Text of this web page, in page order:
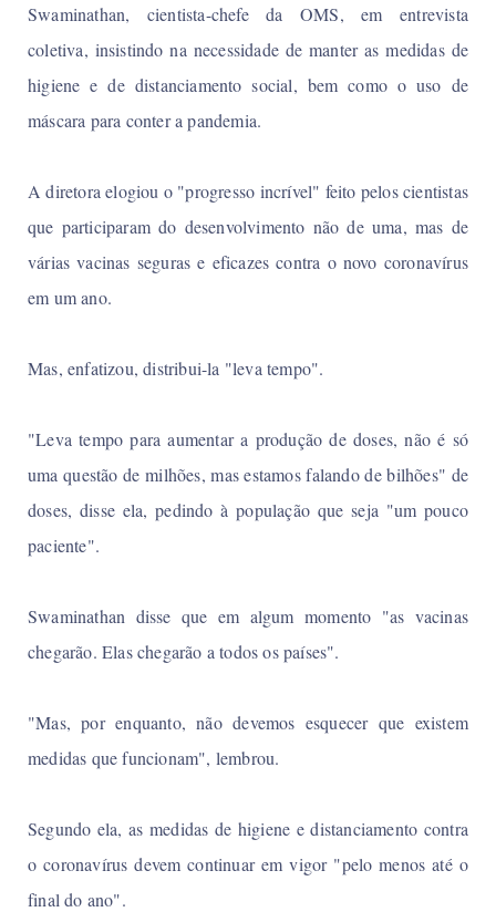
Swaminathan, cientista-chefe da OMS, em entrevista
coletiva, insistindo na necessidade de manter as medidas de
higiene e de distanciamento social, bem como o uso de
máscara para conter a pandemia.
A diretora elogiou o "progresso incrível" feito pelos cientistas
que participaram do desenvolvimento não de uma, mas de
várias vacinas seguras e eficazes contra o novo coronavírus
em um ano.
Mas, enfatizou, distribui-la "leva tempo".
"Leva tempo para aumentar a produção de doses, não é só
uma questão de milhões, mas estamos falando de bilhões" de
doses, disse ela, pedindo à população que seja "um pouco
paciente".
Swaminathan disse que em algum momento "as vacinas
chegarão. Elas chegarão a todos os países".
"Mas, por enquanto, não devemos esquecer que existem
medidas que funcionam", lembrou.
Segundo ela, as medidas de higiene e distanciamento contra
o coronavírus devem continuar em vigor "pelo menos até o
final do ano".